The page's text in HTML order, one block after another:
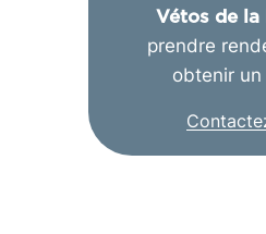
Vétos de la
prendre
obtenir un